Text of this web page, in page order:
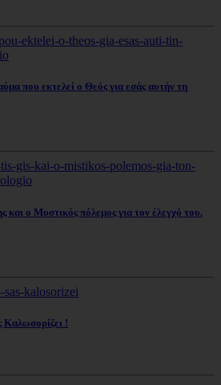
που εκτελεί ο Θεός για εσάς αυτήν τη
και ο Μυστικός πόλεμος για τον έλεγχό του.
!